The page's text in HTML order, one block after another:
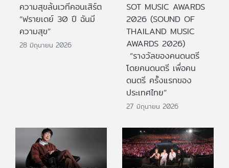
ความสุขล้นเวทีคอนเสิร์ต
“ฟรายเดย์ 30 ปี ฉันมี
ความสุข”
28 มิถุนายน 2026
SOT MUSIC AWARDS
2026 (SOUND OF
THAILAND MUSIC
AWARDS 2026)
“รางวัลของคนดนตรี
โดยคนดนตรี เพื่อคน
ดนตรี ครั้งแรกของ
ประเทศไทย”
27 มิถุนายน 2026